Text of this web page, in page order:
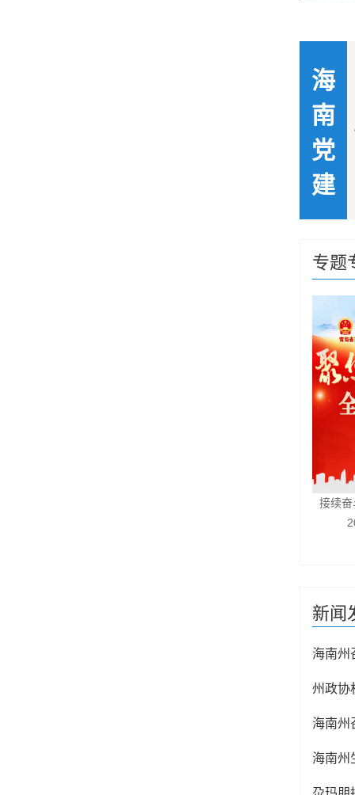
海
南
党
建
“心田”工作法构建社区服务治理新格局——共和县恰卜恰镇政和社区党支部党建示范样板经验
专题
接续
新闻
州政协